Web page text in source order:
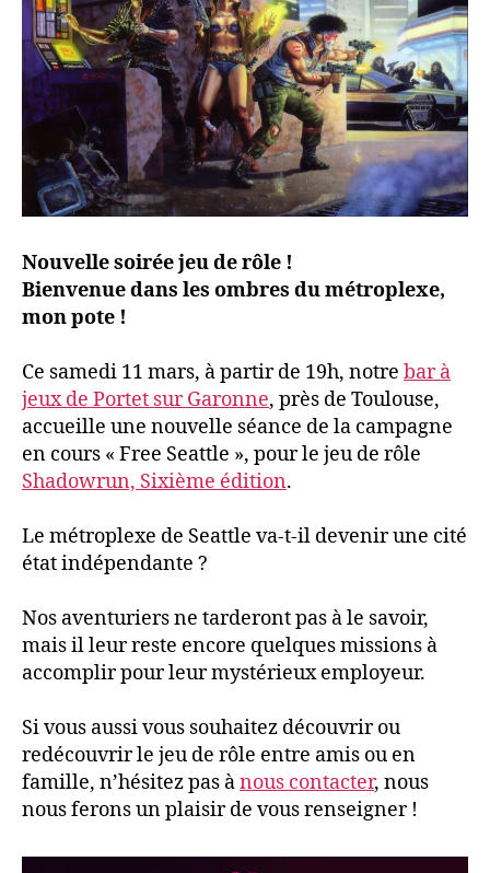
Nouvelle soirée jeu de rôle !
Bienvenue dans les ombres du métroplexe,
mon pote !
Ce samedi 11 mars, à partir de 19h, notre bar à
jeux de Portet sur Garonne, près de Toulouse,
accueille une nouvelle séance de la campagne
en cours « Free Seattle », pour le jeu de rôle
Shadowrun, Sixième édition.
Le métroplexe de Seattle va-t-il devenir une cité
état indépendante ?
Nos aventuriers ne tarderont pas à le savoir,
mais il leur reste encore quelques missions à
accomplir pour leur mystérieux employeur.
Si vous aussi vous souhaitez découvrir ou
redécouvrir le jeu de rôle entre amis ou en
famille, n’hésitez pas ànous contacter, nous
nous ferons un plaisir de vous renseigner !